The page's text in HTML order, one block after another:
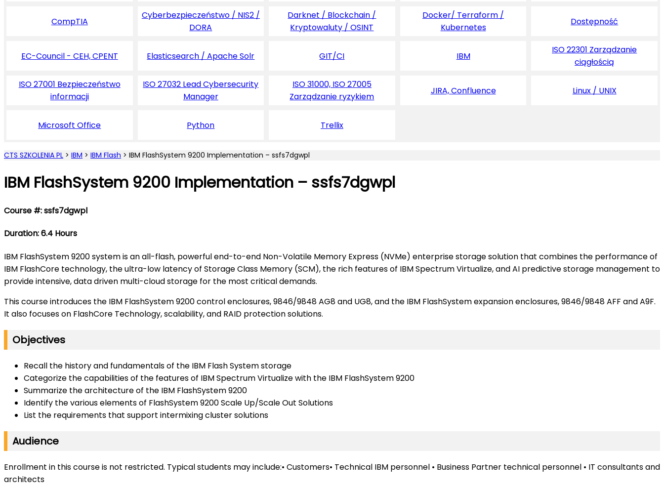
CompTIA
Cyberbezpieczeństwo / NIS2 /
DORA
Darknet / Blockchain /
Kryptowaluty / OSINT
Docker/ Terraform /
Kubernetes
Dostępność
EC-Council - CEH, CPENT Elasticsearch / Apache Solr GIT/CI IBM
ISO 22301 Zarządzanie
ciągłością
ISO 27001 Bezpieczeństwo
informacji
ISO 27032 Lead Cybersecurity
Manager
ISO 31000, ISO 27005
Zarządzanie ryzykiem
JIRA, Confluence Linux / UNIX
Microsoft Office Python Trellix
CTS SZKOLENIA PL > IBM > IBM Flash > IBM FlashSystem 9200 Implementation – ssfs7dgwpl
IBM FlashSystem 9200 Implementation – ssfs7dgwpl
Course #: ssfs7dgwpl
Duration: 6.4 Hours
IBM FlashSystem 9200 system is an all-flash, powerful end-to-end Non-Volatile Memory Express (NVMe) enterprise storage solution that combines the performance of
IBM FlashCore technology, the ultra-low latency of Storage Class Memory (SCM), the rich features of IBM Spectrum Virtualize, and AI predictive storage management to
provide intensive, data driven multi-cloud storage for the most critical demands.
This course introduces the IBM FlashSystem 9200 control enclosures, 9846/9848 AG8 and UG8, and the IBM FlashSystem expansion enclosures, 9846/9848 AFF and A9F.
It also focuses on FlashCore Technology, scalability, and RAID protection solutions.
Objectives
Recall the history and fundamentals of the IBM Flash System storage
Categorize the capabilities of the features of IBM Spectrum Virtualize with the IBM FlashSystem 9200
Summarize the architecture of the IBM FlashSystem 9200
Identify the various elements of FlashSystem 9200 Scale Up/Scale Out Solutions
List the requirements that support intermixing cluster solutions
Audience
Enrollment in this course is not restricted. Typical students may include:• Customers• Technical IBM personnel • Business Partner technical personnel • IT consultants and
architects